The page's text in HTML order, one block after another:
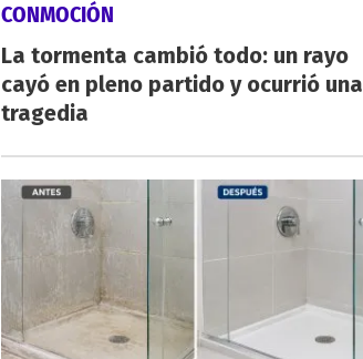
CONMOCIÓN
La tormenta cambió todo: un rayo
cayó en pleno partido y ocurrió una
tragedia